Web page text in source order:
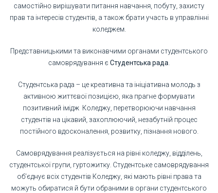
самостійно вирішувати питання навчання, побуту, захисту
прав та інтересів студентів, а також брати участь в управлінні
коледжем.
Представницькими та виконавчими органами студентського
самоврядування є Студентська рада.
Студентська рада – це креативна та ініціативна молодь з
активною життєвої позицією, яка прагне формувати
позитивний імідж Коледжу, перетворюючи навчання
студентів на цікавий, захоплюючий, незабутній процес
постійного вдосконалення, розвитку, пізнання нового.
Самоврядування реалізується на рівні коледжу, відділень,
студентської групи, гуртожитку. Студентське самоврядування
об’єднує всіх студентів Коледжу, які мають рівні права та
можуть обиратися й бути обраними в органи студентського